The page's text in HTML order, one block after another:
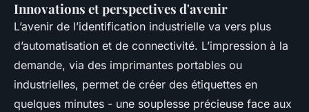
Innovations et perspectives d'avenir
L’avenir de l’identification industrielle va vers plus
d’automatisation et de connectivité. L’impression à la
demande, via des imprimantes portables ou
industrielles, permet de créer des étiquettes en
quelques minutes - une souplesse précieuse face aux